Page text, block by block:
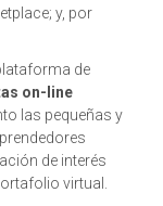
y, por
de
on-line
las pequeñas y
de interés
virtual.